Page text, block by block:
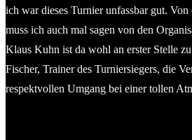
ich war dieses Turnier unfassbar gut.
muss ich auch mal sagen von den
Klaus Kuhn ist da wohl an erster Stelle
Fischer, Trainer des Turniersiegers, die
respektvollen Umgang bei einer tollen